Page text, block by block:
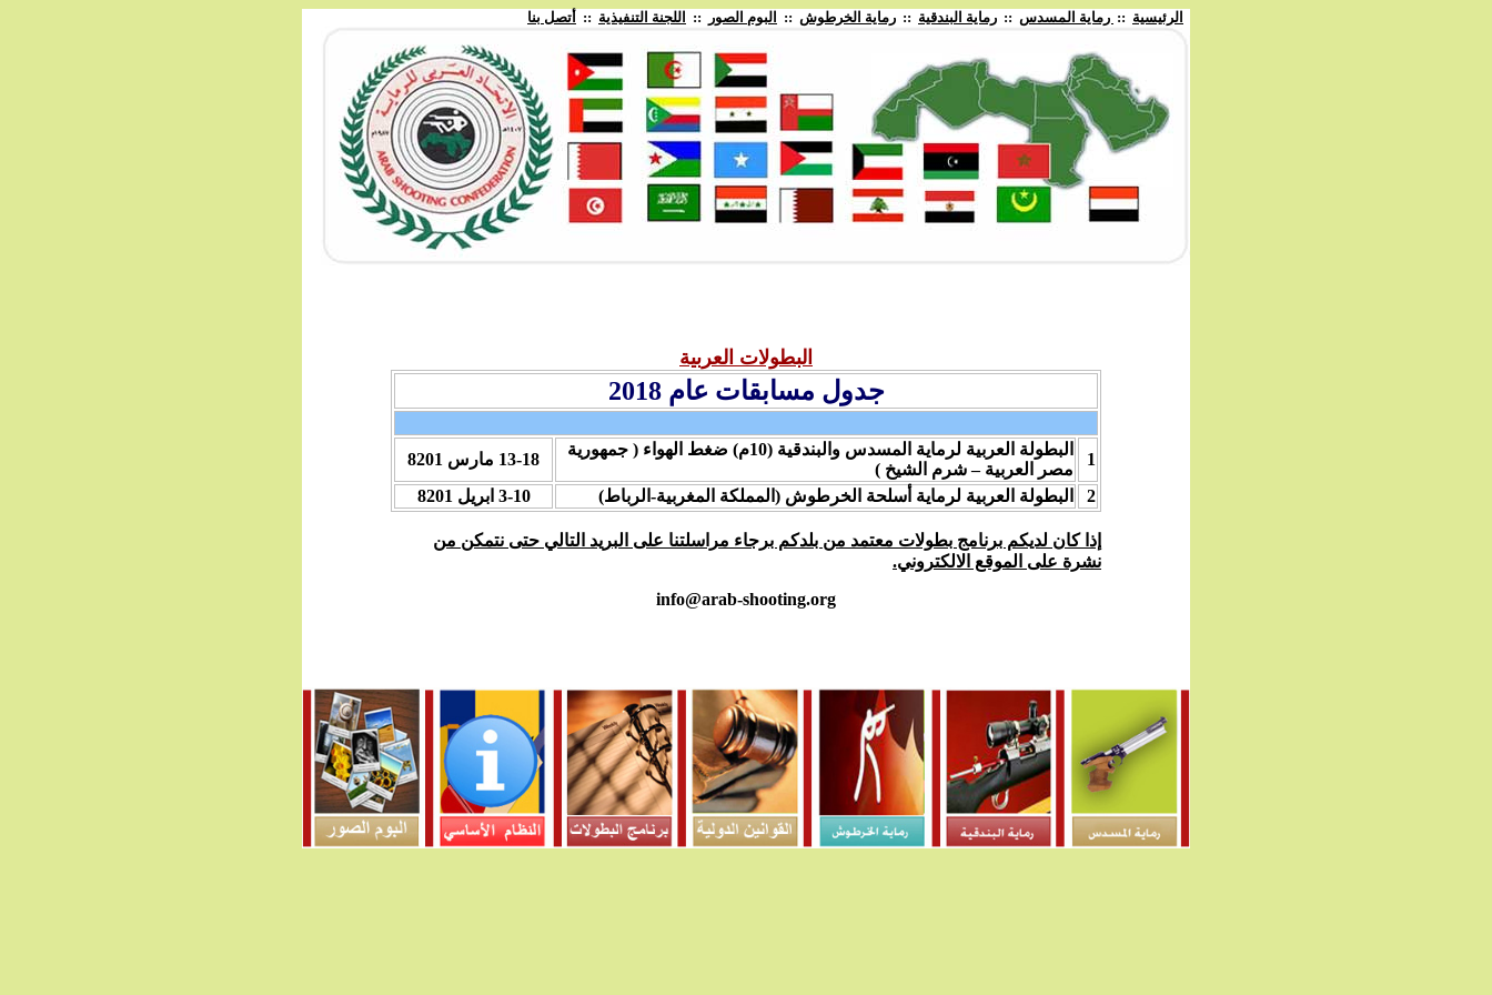
الرئيسية :: رماية المسدس :: رماية البندقية :: رماية الخرطوش :: البوم الصور :: اللجنة التنفيذية :: أتصل بنا
البطولات العربية
جدول مسابقات عام 2018
1
البطولة العربية لرماية المسدس والبندقية (10م) ضغط الهواء
( جمهورية
مصر العربية –شرم الشيخ )
13-18 مارس
8
2
البطولة العربية لرماية أسلحة الخرطوش ( المملكة المغربية- الرباط)
3-10 ابريل 8
إذا كان لديكم برنامج بطولات معتمد من بلدكم برجاء مراسلتنا على البريد التالي حتى نتمكن من
نشرة على الموقع الالكتروني.
info@arab-shooting.org